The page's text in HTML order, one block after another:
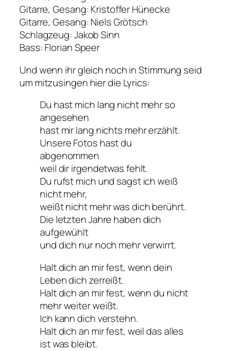
Gitarre, Gesang: Kristoffer Hünecke
Gitarre, Gesang: Niels Grötsch
Schlagzeug: Jakob Sinn
Bass: Florian Speer
Und wenn ihr gleich noch in Stimmung seid
um mitzusingen hier die Lyrics:
Du hast mich lang nicht mehr so
angesehen
hast mir lang nichts mehr erzählt.
Unsere Fotos hast du
abgenommen
weil dir irgendetwas fehlt.
Du rufst mich und sagst ich weiß
nicht mehr,
weißt nicht mehr was dich berührt.
Die letzten Jahre haben dich
aufgewühlt
und dich nur noch mehr verwirrt.
Halt dich an mir fest, wenn dein
Leben dich zerreißt.
Halt dich an mir fest, wenn du nicht
mehr weiter weißt.
Ich kann dich verstehn.
Halt dich an mir fest, weil das alles
ist was bleibt.